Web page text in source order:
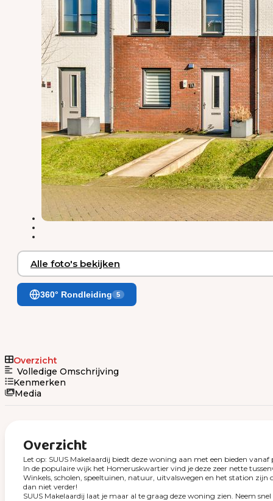
Alle foto's bekijken
360° Rondleiding 5
Overzicht
Volledige Omschrijving
Kenmerken
Media
Overzicht
Let op: SUUS Makelaardij biedt deze woning aan met een bieden vanaf
In de populaire wijk het Homeruskwartier vind je deze zeer nette
Winkels, scholen, speeltuinen, natuur, uitvalswegen en het station
dan niet verder!
SUUS Makelaardij laat je maar al te graag deze woning zien. Neem